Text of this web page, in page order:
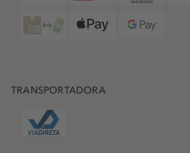
TRANSPORTADORA